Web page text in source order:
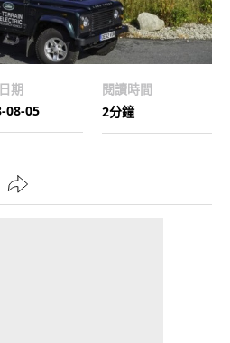
期
08-05
閱讀時間
2分鐘